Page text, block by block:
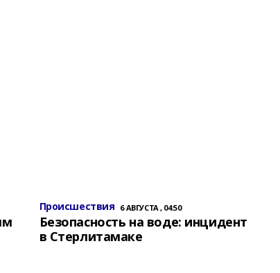
Происшествия 6 АВГУСТА , 04:50
Безопасность на воде: инцидент
в Стерлитамаке